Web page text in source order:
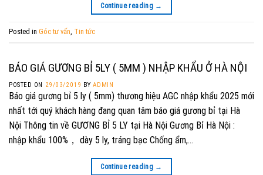
Continue reading →
Posted in Góc tư vấn, Tin tức
BÁO GIÁ GƯƠNG BỈ 5LY ( 5MM ) NHẬP KHẨU Ở HÀ NỘI
POSTED ON 29/03/2019 BYADMIN
Báo giá gương bỉ 5 ly ( 5mm) thương hiệu AGC nhập khẩu 2025 mới
nhất tới quý khách hàng đang quan tâm báo giá gương bỉ tại Hà
Nội Thông tin về GƯƠNG BỈ 5 LY tại Hà Nội Gương Bỉ Hà Nội :
nhập khẩu 100%， dày 5 ly, tráng bạc Chống ẩm,…
Continue reading →